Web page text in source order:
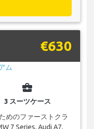
€630
business_center
3 スーツケース
めのファーストクラ
7 Series, Audi A7,